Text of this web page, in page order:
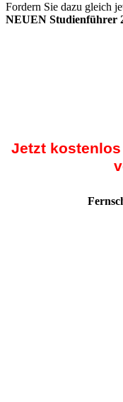
Fordern Sie dazu gleich
NEUEN Studienführer
Jetzt